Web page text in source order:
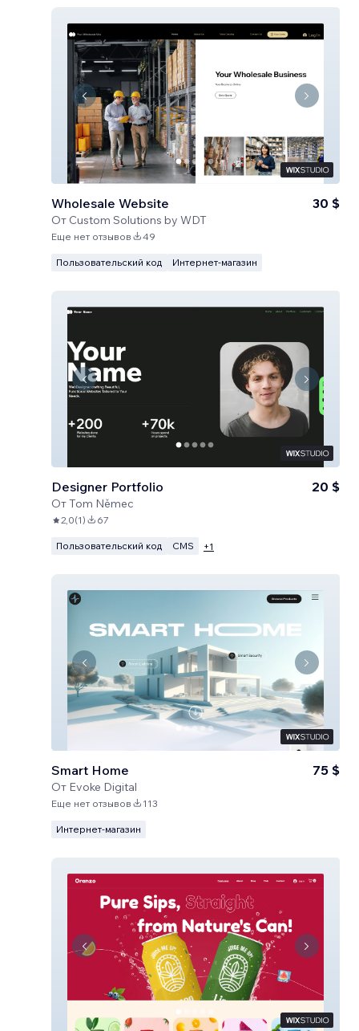
Wholesale Website
От Custom Solutions by WDT
30 $
Еще нет отзывов 49
Пользовательский код Интернет-магазин
Designer Portfolio
ОтTom Němec
20 $
2,0(1) 67
Пользовательский код CMS +1
Smart Home
От Evoke Digital
75 $
Еще нет отзывов 113
Интернет-магазин